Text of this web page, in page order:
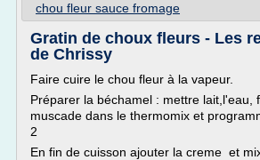
chou fleur sauce fromage
Gratin de choux fleurs - Les
de Chrissy
Faire cuire le chou fleur à la vapeur.
Préparer la béchamel : mettre lait,l'eau,
muscade dans le thermomix et
2
En fin de cuisson ajouter la creme et